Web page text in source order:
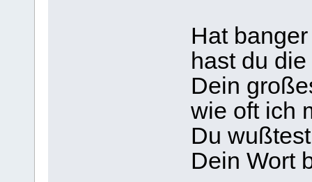
Hat
hast du
Dein
wie oft ich
Du
Dein Wort